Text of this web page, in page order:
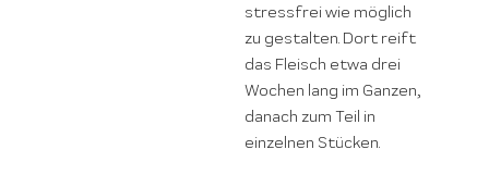
stressfrei wie möglich
zu gestalten. Dort reift
das Fleisch etwa drei
Wochen lang im Ganzen,
danach zum Teil in
einzelnen Stücken.